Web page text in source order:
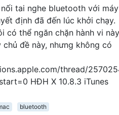
tai nghe bluetooth với máy
định đã đến lúc khởi chạy.
có thể ngăn chặn hành vi
đề này, nhưng không có
thread/
HĐH X 10.8.3 iTunes
bluetooth